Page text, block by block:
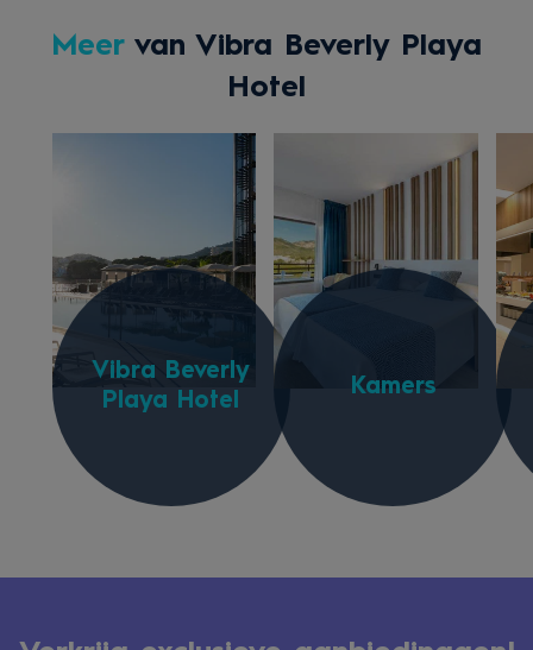
Meervan Vibra Beverly Playa
Hotel
Vibra Beverly
Playa Hotel
Kamers